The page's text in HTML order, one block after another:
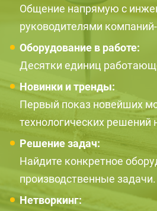
Общение напрямую с
руководителями
Оборудование в работе:
Десятки единиц
Новинки и тренды:
Первый показ новейших
технологических решений
Решение задач:
Найдите конкретное
производственные задачи.
Нетворкинг: